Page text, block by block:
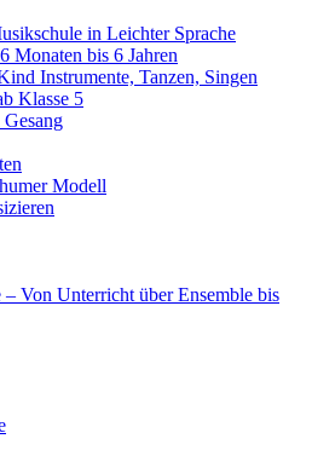
in Leichter Sprache
Monaten bis 6 Jahren
Instrumente, Tanzen, Singen
Klasse 5
Modell
– Von Unterricht über Ensemble bis